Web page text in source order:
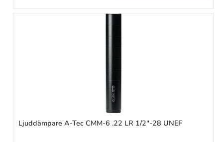
Ljuddämpare A-Tec CMM-6 .22 LR 1/2"-28 UNEF